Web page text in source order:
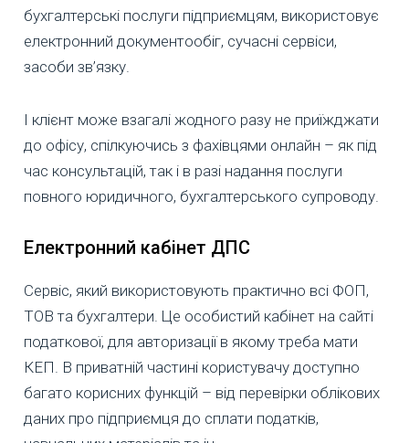
бухгалтерські послуги підприємцям, використовує
електронний документообіг, сучасні сервіси,
засоби зв’язку.
І клієнт може взагалі жодного разу не приїжджати
до офісу, спілкуючись з фахівцями онлайн – як під
час консультацій, так і в разі надання послуги
повного юридичного, бухгалтерського супроводу.
Електронний кабінет ДПС
Сервіс, який використовують практично всі ФОП,
ТОВ та бухгалтери. Це особистий кабінет на сайті
податкової, для авторизації в якому треба мати
КЕП. В приватній частині користувачу доступно
багато корисних функцій – від перевірки облікових
даних про підприємця до сплати податків,